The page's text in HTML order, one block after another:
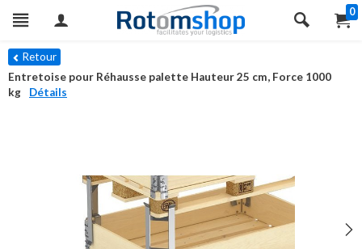
0
Retour
Entretoise pour Réhausse palette Hauteur 25 cm, Force 1000
kg
Détails